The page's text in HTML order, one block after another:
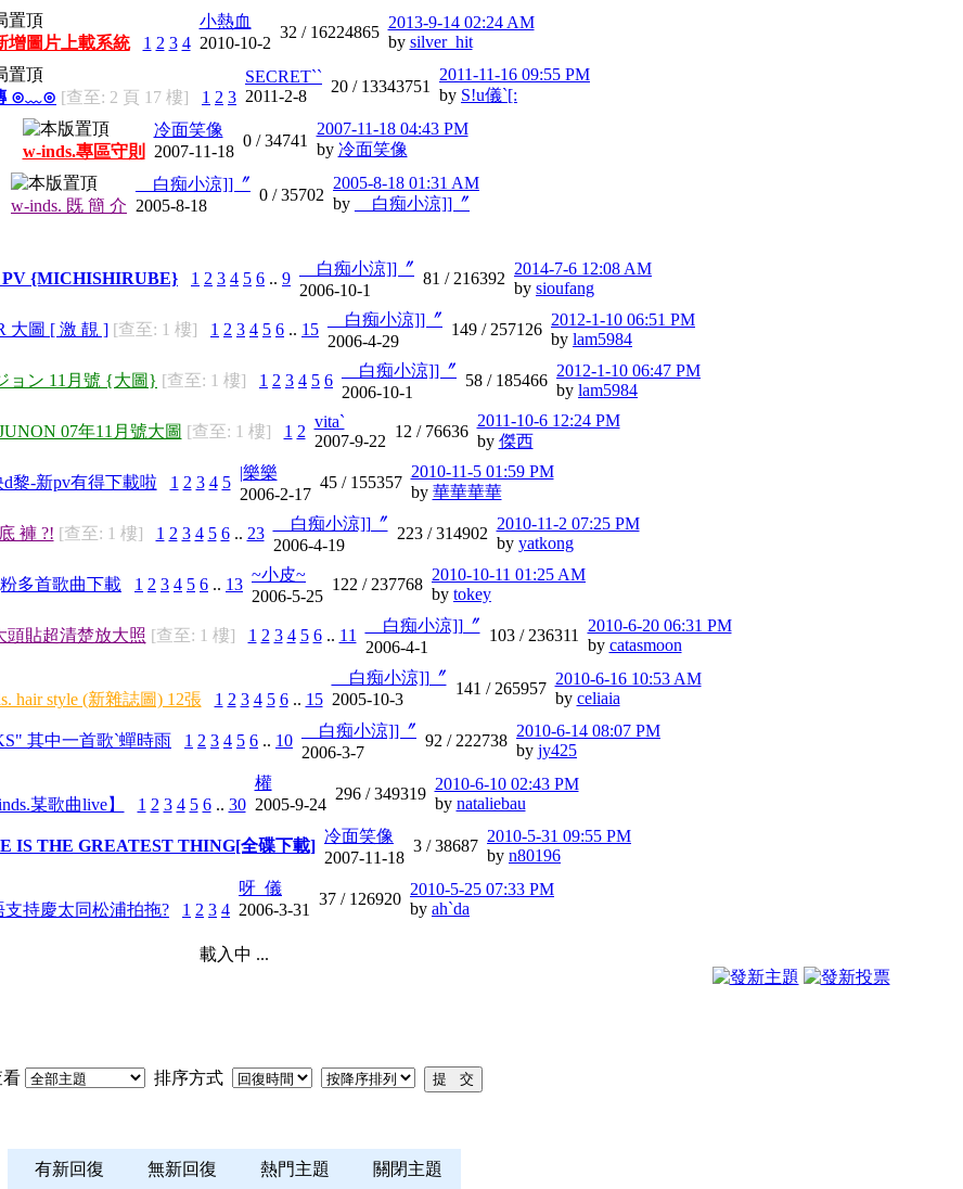
增圖片上載系統 1 2 3 4
小熱血
2010-10-2
32 / 16224865
2013-9-14 02:24 AM
by silver_hit
⊙﹏⊙ [查至: 2 頁 17 樓] 1 2 3
SECRET``
2011-2-8
20 / 13343751
2011-11-16 09:55 PM
by S!u儀`[:
w-inds.專區守則
冷面笑像
2007-11-18
0 /34741
2007-11-18 04:43 PM
by 冷面笑像
w-inds. 既 簡 介
__白痴小涼]]〞
2005-8-18
0 /35702
2005-8-18 01:31 AM
by
__白痴小涼]]〞
PV {MICHISHIRUBE} 1 2 3 4 5 6 .. 9
__白痴小涼]]〞
2006-10-1
81 / 216392
2014-7-6 12:08 AM
by sioufang
大圖 [ 激 靚 ] [查至: 1 樓] 1 2 3 4 5 6 .. 15
__白痴小涼]]〞
2006-4-29
149 / 257126
2012-1-10 06:51 PM
by lam5984
ョン 11月號 {大圖} [查至: 1 樓] 1 2 3 4 5 6
__白痴小涼]]〞
2006-10-1
58 / 185466
2012-1-10 06:47 PM
by lam5984
07年11月號大圖 [查至: 1 樓] 1 2
vita`
2007-9-22
12 / 76636
2011-10-6 12:24 PM
by 傑西
黎-新pv有得下載啦 1 2 3 4 5
|樂樂
2006-2-17
45 / 155357
2010-11-5 01:59 PM
by 華華華華
褲 ?! [查至: 1 樓] 1 2 3 4 5 6.. 23
__白痴小涼]]〞
2006-4-19
223 /314902
2010-11-2 07:25 PM
by yatkong
多首歌曲下載 1 2 3 4 5 6 .. 13
~小皮~
2006-5-25
122 / 237768
2010-10-11 01:25 AM
by tokey
頭貼超清楚放大照 [查至: 1 樓] 1 2 3 4 5 6.. 11
__白痴小涼]]〞
2006-4-1
103 / 236311
2010-6-20 06:31 PM
by catasmoon
hair style (新雜誌圖) 12張 1 2 3 4 5 6.. 15
__白痴小涼]]〞
2005-10-3
141 / 265957
2010-6-16 10:53 AM
by celiaia
其中一首歌`蟬時雨 1 2 3 4 5 6 .. 10
__白痴小涼]]〞
2006-3-7
92 / 222738
2010-6-14 08:07 PM
by jy425
某歌曲live】 1 2 3 4 5 6.. 30
權
2005-9-24
296 /349319
2010-6-10 02:43 PM
by nataliebau
IS THE GREATEST THING[全碟下載]
冷面笑像
2007-11-18
3 /38687
2010-5-31 09:55 PM
by n80196
支持慶太同松浦拍拖? 1 2 3 4
呀_儀
2006-3-31
37 / 126920
2010-5-25 07:33 PM
by ah`da
載入中 ...
看 排序方式
有新回復 無新回復 熱門主題 關閉主題